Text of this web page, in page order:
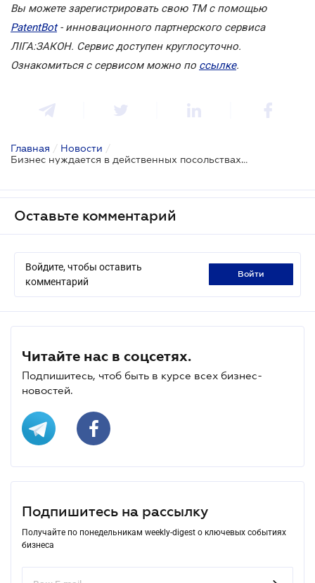
Вы можете зарегистрировать свою ТМ с помощью
PatentBot- инновационного партнерского сервиса
ЛІГА:ЗАКОН. Сервис доступен круглосуточно.
Ознакомиться с сервисом можно по ссылке.
Главная / Новости /
Бизнес нуждается в действенных посольствах Украины за рубежом
Оставьте комментарий
Войдите, чтобы оставить
комментарий
войти
Читайте нас в соцсетях.
Подпишитесь, чтоб быть в курсе всех бизнес-
новостей.
Подпишитесь на рассылку
Получайте по понедельникам weekly-digest о ключевых событиях
бизнеса